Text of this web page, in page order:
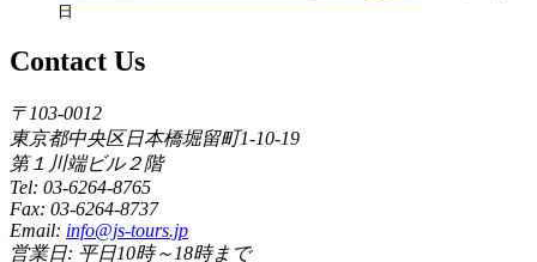
日
Contact Us
〒103-0012
東京都中央区日本橋堀留町1-10-19
第１川端ビル２階
Tel: 03-6264-8765
Fax: 03-6264-8737
Email: info@js-tours.jp
営業日: 平日10時～18時まで